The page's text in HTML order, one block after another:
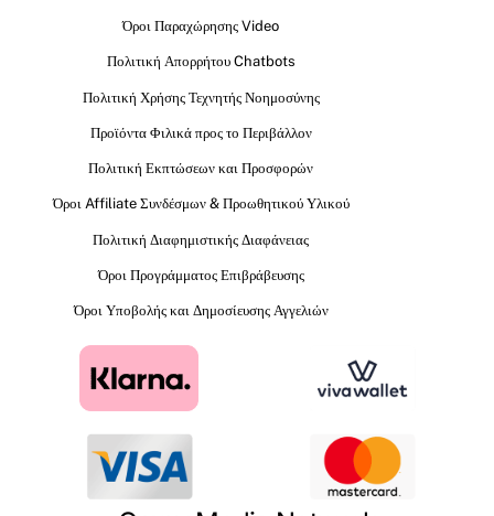
Όροι Παραχώρησης Video
Πολιτική Απορρήτου Chatbots
Πολιτική Χρήσης Τεχνητής Νοημοσύνης
Προϊόντα Φιλικά προς το Περιβάλλον
Πολιτική Εκπτώσεων και Προσφορών
Όροι Affiliate Συνδέσμων & Προωθητικού Υλικού
Πολιτική Διαφημιστικής Διαφάνειας
Όροι Προγράμματος Επιβράβευσης
Όροι Υποβολής και Δημοσίευσης Αγγελιών